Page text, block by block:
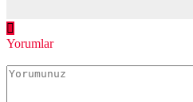
Yorumlar